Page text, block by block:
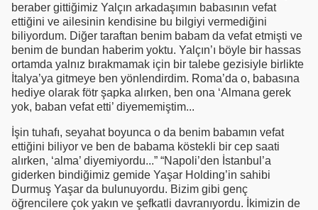
beraber gittiğimiz Yalçın arkadaşımın babasının vefat
ettiğini ve ailesinin kendisine bu bilgiyi vermediğini
biliyordum. Diğer taraftan benim babam da vefat etmişti ve
benim de bundan haberim yoktu. Yalçın’ı böyle bir hassas
ortamda yalnız bırakmamak için bir talebe gezisiyle birlikte
İtalya’ya gitmeye ben yönlendirdim. Roma’da o, babasına
hediye olarak fötr şapka alırken, ben ona ‘Almana gerek
yok, baban vefat etti’ diyememiştim...
İşin tuhafı, seyahat boyunca o da benim babamın vefat
ettiğini biliyor ve ben de babama köstekli bir cep saati
alırken, ‘alma’ diyemiyordu...” “Napoli’den İstanbul’a
giderken bindiğimiz gemide Yaşar Holding’in sahibi
Durmuş Yaşar da bulunuyordu. Bizim gibi genç
öğrencilere çok yakın ve şefkatli davranıyordu. İkimizin de